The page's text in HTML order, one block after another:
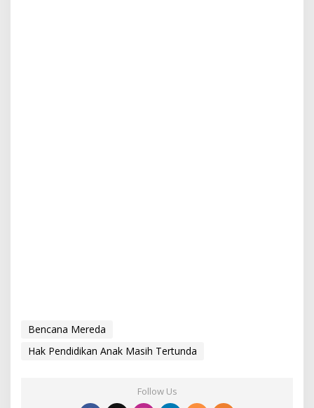
Bencana Mereda
Hak Pendidikan Anak Masih Tertunda
Follow Us